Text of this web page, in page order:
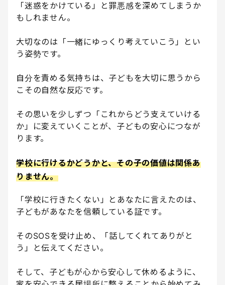
「迷惑をかけている」と罪悪感を深めてしまうか
もしれません。
大切なのは「一緒にゆっくり考えていこう」とい
う姿勢です。
自分を責める気持ちは、子どもを大切に思うから
こその自然な反応です。
その思いを少しずつ「これからどう支えていける
か」に変えていくことが、子どもの安心につなが
ります。
学校に行けるかどうかと、その子の価値は関係あ
りません。
「学校に行きたくない」とあなたに言えたのは、
子どもがあなたを信頼している証です。
そのSOSを受け止め、「話してくれてありがと
う」と伝えてください。
そして、子どもが心から安心して休めるように、